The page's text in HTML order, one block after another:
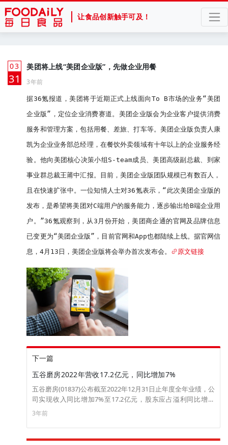
让食品创新触手可及！
03
月
31
美团将上线“美团企业版”，先做企业用餐
3年前
据36氪报道，美团将于近期正式上线面向To B市场的业务“美团
企业版”，定位企业消费赛道。美团企业版会为企业客户提供消费
服务和管理方案，包括用餐、差旅、打车等。美团企业版负责人康
凯为企业业务部总经理，在餐饮外卖领域有十年以上的企业服务经
验。他向美团核心决策小组S-team成员、美团高级副总裁、到家
事业群总裁王莆中汇报。目前，美团企业版团队规模已有数百人，
且在快速扩张中。一位知情人士对36氪表示，“此次美团企业版的
发布，是希望将美团对C端用户的服务能力，逐步输出给B端企业用
户。”36氪观察到，从3月份开始，美团商企通的官网及品牌信息
已变更为“美团企业版”，目前官网和App也都陆续上线。据官网信
息，4月13日，美团企业版将会举办首次发布会。
原文链接
下一篇
五谷磨房2022年营收17.2亿元，同比增加7%
五谷磨房(01837)公布截至2022年12月31日止年度全年业绩，公
司实现收入同比增加7%至17.2亿元，股东应占溢利同比增加
35%至1.16亿元，每股基本盈利0.054元。公告称，截至2022年
12月31日止年度，其线下及线上渠道的销售收入绝对金额均较
截至2021 年12月31日止年度有所增加，乃由于线上渠道产生的
收入增加，惟因线下渠道产生的收入减少而减缓。
3年前